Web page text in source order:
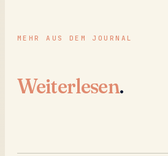
MEHR AUS DEM JOURNAL
Weiterlesen.